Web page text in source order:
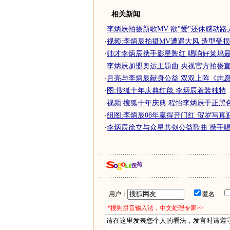
相关新闻
·李炳辰拍摄新歌MV 欲"爱"还休感动路
·视频:李炳辰拍摄MV遭遇大风 造型受
· 帅才李炳辰携手影星陶红 唱响好莱坞
·李炳辰加盟奥运主题曲 央视官方拍摄
· 月亮与李炳辰献身公益 双双上阵《志
· 图:搜狐十年庆典红毯 李炳辰着装独特
·视频:搜狐十年庆典 程怡李炳辰于正黑
·组图:李炳辰08年赢得开门红 贺岁写真
·李炳辰徐立与众星共创公益歌曲 携手
用户：
匿名
*搜狗拼音输入法，中文处理专家>>